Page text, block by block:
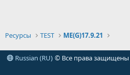
Ресурсы TEST ME(G)17.9.21
Russian (RU) © Все права защищены